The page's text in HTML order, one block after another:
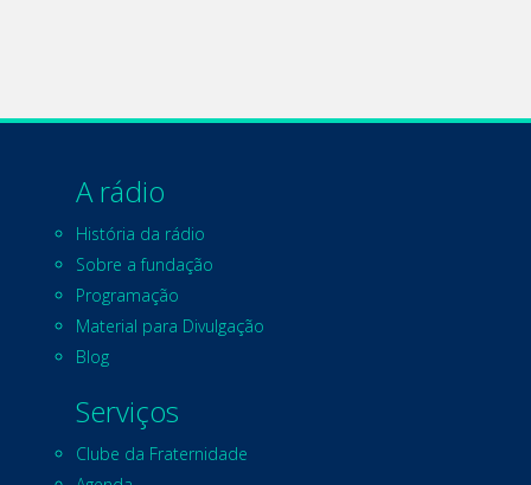
A rádio
História da rádio
Sobre a fundação
Programação
Material para Divulgação
Blog
Serviços
Clube da Fraternidade